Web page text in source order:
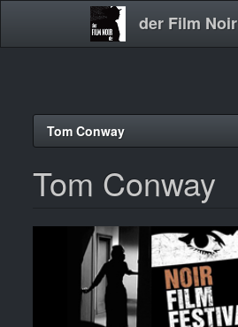
der Film Noir
Main
Tom Conway
Tom Conway